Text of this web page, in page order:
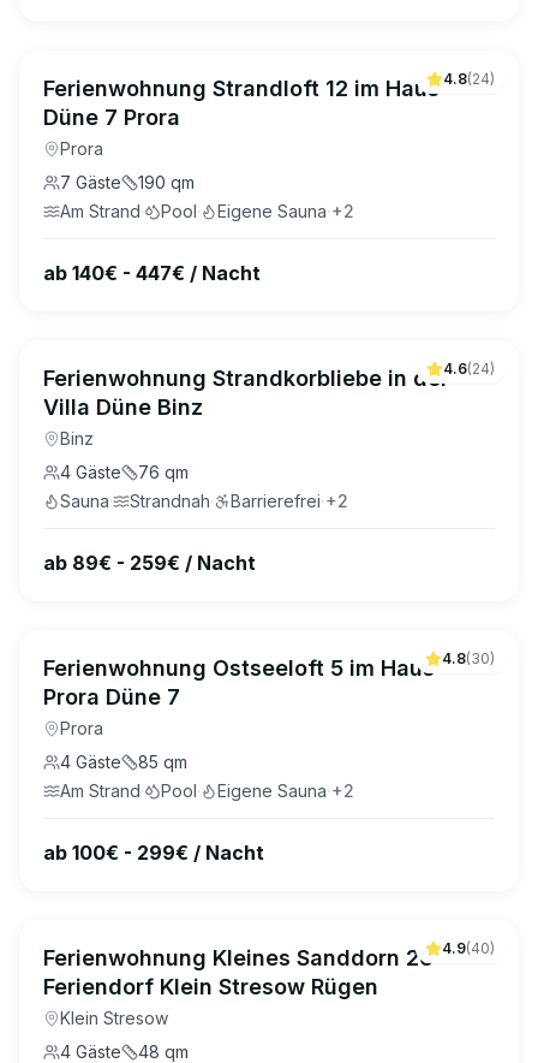
4.8(24)
Ferienwohnung Strandloft 12 im Haus
Düne 7 Prora
Prora
7 Gäste 190 qm
Am Strand· Pool· Eigene Sauna·+2
ab 140€ - 447€ / Nacht
4.6(24)
Ferienwohnung Strandkorbliebe in der
Villa Düne Binz
Binz
4 Gäste 76 qm
Sauna· Strandnah· Barrierefrei·+2
ab 89€ - 259€ / Nacht
4.8(30)
Ferienwohnung Ostseeloft 5 im Haus
Prora Düne 7
Prora
4 Gäste 85 qm
Am Strand· Pool· Eigene Sauna·+2
ab 100€ - 299€ / Nacht
4.9(40)
Ferienwohnung Kleines Sanddorn 26
Feriendorf Klein Stresow Rügen
Klein Stresow
4 Gäste 48 qm